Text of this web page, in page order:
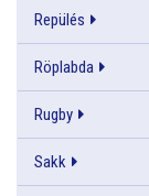
Repülés
Röplabda
Rugby
Sakk